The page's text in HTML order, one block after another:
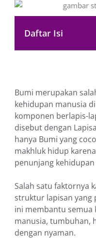
Daftar Isi
Bumi merupakan
kehidupan manusia
komponen berlapis-
disebut dengan
hanya Bumi yang
makhluk hidup
penunjang
Salah satu faktornya
struktur lapisan yang
ini membantu semua
manusia, tumbuhan,
dengan nyaman.